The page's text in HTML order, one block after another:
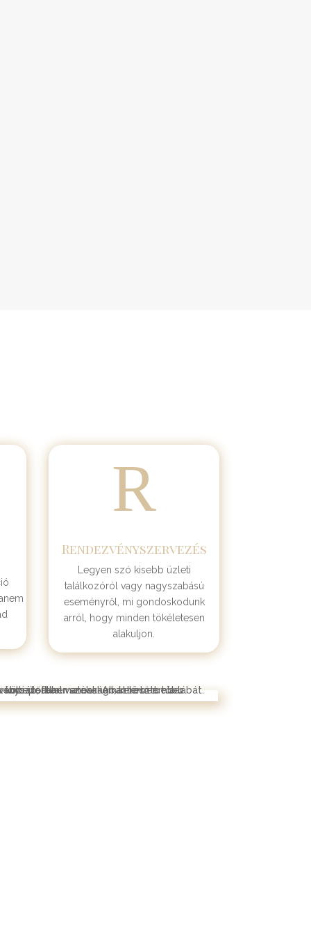
R
Rendezvényszervezés
Legyen szó kisebb üzleti
találkozóról vagy nagyszabású
eseményről, mi gondoskodunk
arról, hogy minden tökéletesen
alakuljon.